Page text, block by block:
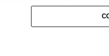
aprendem técnicas de
um festival para